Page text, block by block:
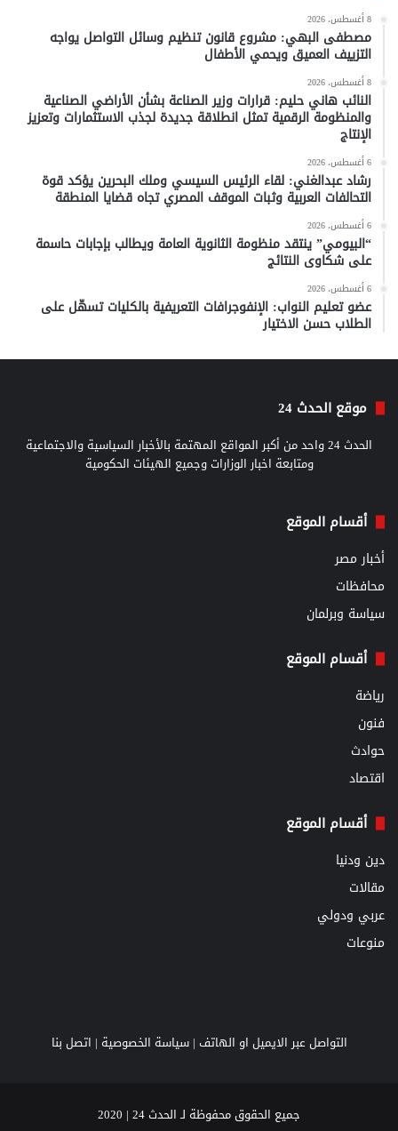
8 أغسطس، 2026
مصطفى البهي: مشروع قانون تنظيم وسائل التواصل يواجه
التزييف العميق ويحمي الأطفال
8 أغسطس، 2026
النائب هاني حليم: قرارات وزير الصناعة بشأن الأراضي الصناعية
والمنظومة الرقمية تمثل انطلاقة جديدة لجذب الاستثمارات وتعزيز
الإنتاج
6 أغسطس، 2026
رشاد عبدالغني: لقاء الرئيس السيسي وملك البحرين يؤكد قوة
التحالفات العربية وثبات الموقف المصري تجاه قضايا المنطقة
6 أغسطس، 2026
“البيومي” ينتقد منظومة الثانوية العامة ويطالب بإجابات حاسمة
على شكاوى النتائج
6 أغسطس، 2026
عضو تعليم النواب: الإنفوجرافات التعريفية بالكليات تسهّل على
الطلاب حسن الاختيار
موقع الحدث 24
الحدث 24 واحد من أكبر المواقع المهتمة بالأخبار السياسية والاجتماعية
ومتابعة اخبار الوزارات وجميع الهيئات الحكومية
أقسام الموقع
أخبار مصر
محافظات
سياسة وبرلمان
أقسام الموقع
رياضة
فنون
حوادث
اقتصاد
أقسام الموقع
دين ودنيا
مقالات
عربي ودولي
منوعات
التواصل عبر الايميل او الهاتف |سياسة الخصوصية | اتصل بنا
جميع الحقوق محفوظة لـ الحدث 24 | 2020